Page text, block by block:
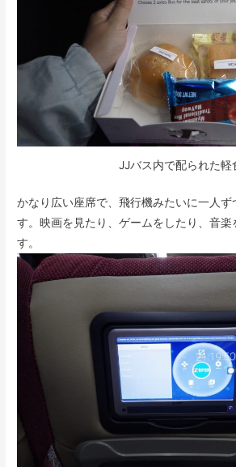
JJバス内で配られた軽
かなり広い座席で、飛行機みたいに一人ず
す。映画を見たり、ゲームをしたり、音楽
す。